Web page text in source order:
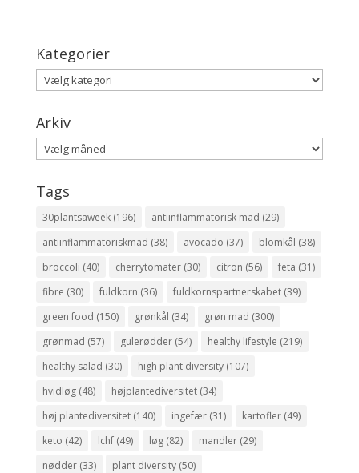
Kategorier
Kategorier
Arkiv
Arkiv
Tags
30plantsaweek(196) antiinflammatorisk mad (29)
antiinflammatoriskmad (38) avocado (37) blomkål (38)
broccoli (40) cherrytomater(30) citron (56) feta (31)
fibre (30) fuldkorn (36) fuldkornspartnerskabet(39)
green food (150) grønkål (34) grøn mad (300)
grønmad (57) gulerødder(54) healthy lifestyle (219)
healthy salad (30) high plant diversity(107)
hvidløg(48) højplantediversitet(34)
høj plantediversitet(140) ingefær(31) kartofler(49)
keto (42) lchf(49) løg(82) mandler(29)
nødder(33) plant diversity(50)